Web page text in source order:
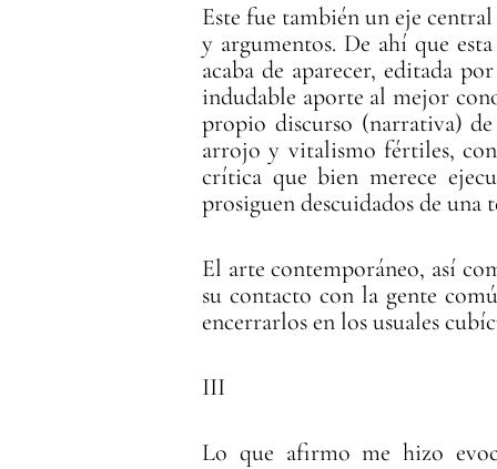
Este fue también un eje
y argumentos. De ahí que
acaba de aparecer, editada
indudable aporte al mejor
propio discurso (narrativa)
arrojo y vitalismo fértiles,
crítica que bien merece
prosiguen descuidados de
El arte contemporáneo, así
su contacto con la gente
encerrarlos en los usuales
III
Lo que afirmo me hizo